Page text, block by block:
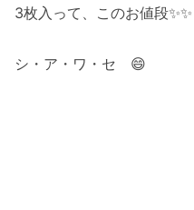
3枚入って、このお値段✨✨
シ・ア・ワ・セ 😄